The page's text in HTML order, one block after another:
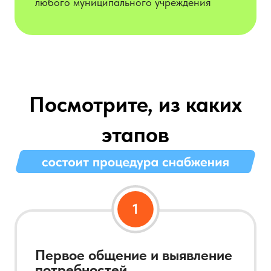
Посмотрите, из каких
этапов
Первое общение и выявление